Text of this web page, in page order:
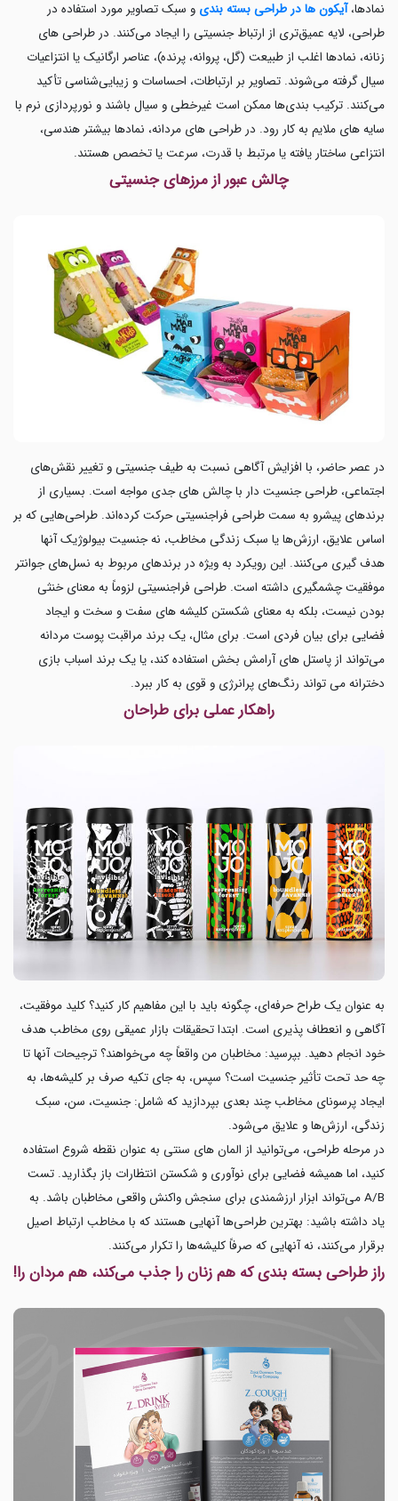
نمادها،آیکون ها در طراحی بسته بندی و سبک تصاویر مورد استفاده در
طراحی، لایه عمیق‌تری از ارتباط جنسیتی را ایجاد می‌کنند. در طراحی های
زنانه، نمادها اغلب از طبیعت (گل، پروانه، پرنده)، عناصر ارگانیک یا انتزاعیات
سیال گرفته می‌شوند. تصاویر بر ارتباطات، احساسات و زیبایی‌شناسی تأکید
می‌کنند. ترکیب بندی‌ها ممکن است غیرخطی و سیال باشند و نورپردازی نرم با
سایه های ملایم به کار رود. در طراحی های مردانه، نمادها بیشتر هندسی،
انتزاعی ساختار یافته یا مرتبط با قدرت، سرعت یا تخصص هستند.
چالش عبور از مرزهای جنسیتی
در عصر حاضر، با افزایش آگاهی نسبت به طیف جنسیتی و تغییر نقش‌های
اجتماعی، طراحی جنسیت دار با چالش های جدی مواجه است. بسیاری از
برندهای پیشرو به سمت طراحی فراجنسیتی حرکت کرده‌اند. طراحی‌هایی که بر
اساس علایق، ارزش‌ها یا سبک زندگی مخاطب، نه جنسیت بیولوژیک آنها
هدف گیری می‌کنند. این رویکرد به ویژه در برندهای مربوط به نسل‌های جوانتر
موفقیت چشمگیری داشته است. طراحی فراجنسیتی لزوماً به معنای خنثی
بودن نیست، بلکه به معنای شکستن کلیشه های سفت و سخت و ایجاد
فضایی برای بیان فردی است. برای مثال، یک برند مراقبت پوست مردانه
می‌تواند از پاستل‌ های آرامش‌ بخش استفاده کند، یا یک برند اسباب‌ بازی
دخترانه می‌ تواند رنگ‌های پرانرژی و قوی به کار ببرد.
راهکار عملی برای طراحان
به عنوان یک طراح حرفه‌ای، چگونه باید با این مفاهیم کار کنید؟ کلید موفقیت،
آگاهی و انعطاف پذیری است. ابتدا تحقیقات بازار عمیقی روی مخاطب هدف
خود انجام دهید. بپرسید: مخاطبان من واقعاً چه می‌خواهند؟ ترجیحات آنها تا
چه حد تحت تأثیر جنسیت است؟ سپس، به جای تکیه صرف بر کلیشه‌ها، به
ایجاد پرسونای مخاطب چند بعدی بپردازید که شامل: جنسیت، سن، سبک
زندگی، ارزش‌ها و علایق می‌شود.
در مرحله طراحی، می‌توانید از المان های سنتی به عنوان نقطه شروع استفاده
کنید، اما همیشه فضایی برای نوآوری و شکستن انتظارات باز بگذارید. تست
A/B می‌تواند ابزار ارزشمندی برای سنجش واکنش واقعی مخاطبان باشد. به
یاد داشته باشید: بهترین طراحی‌ها آنهایی هستند که با مخاطب ارتباط اصیل
برقرار می‌کنند، نه آنهایی که صرفاً کلیشه‌ها را تکرار می‌کنند.
راز طراحی بسته بندی که هم زنان را جذب می‌کند، هم مردان را!